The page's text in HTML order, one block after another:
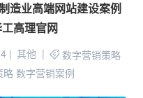
造业高端网站建设案例
高理官网
其他
数字营销策略
略 数字营销案例